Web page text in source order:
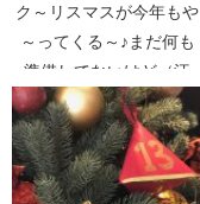
ク～リスマスが今年もや
～ってくる～♪まだ何も
準備してないけど（汗